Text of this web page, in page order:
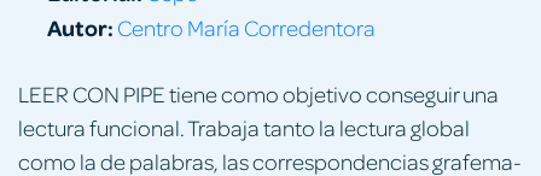
LEER CON PIPE tiene como objetivo conseguir una
lectura funcional. Trabaja tanto la lectura global
como la de palabras, las correspondencias grafema-
Autor: Centro María Corredentora